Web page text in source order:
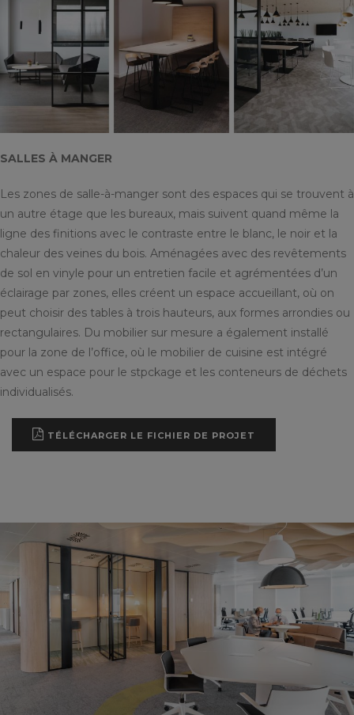
SALLES À MANGER
Les zones de salle-à-manger sont des espaces qui se trouvent à
un autre étage que les bureaux, mais suivent quand même la
ligne des finitions avec le contraste entre le blanc, le noir et la
chaleur des veines du bois. Aménagées avec des revêtements
de sol en vinyle pour un entretien facile et agrémentées d’un
éclairage par zones, elles créent un espace accueillant, où on
peut choisir des tables à trois hauteurs, aux formes arrondies ou
rectangulaires. Du mobilier sur mesure a également installé
pour la zone de l’office, où le mobilier de cuisine est intégré
avec un espace pour le stpckage et les conteneurs de déchets
individualisés.
TÉLÉCHARGER LE FICHIER DE PROJET